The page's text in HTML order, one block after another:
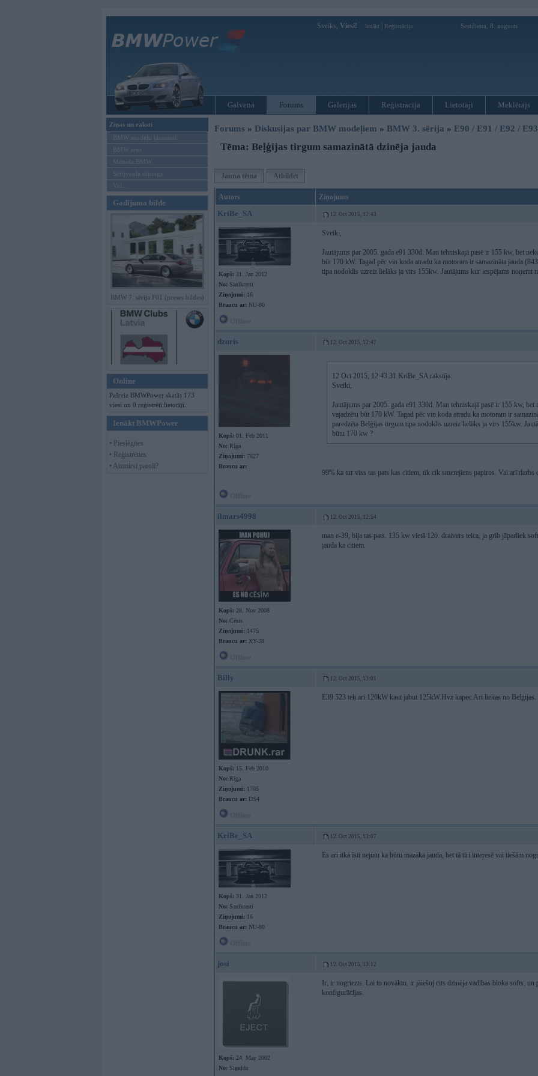
Sveiks, Viesi! Ienākt Reģistrācija Sestdiena, 8. augusts
Galvenā Forums Galerijas Reģistrācija Lietotāji Meklētājs
Ziņas un raksti
BMW modeļu jaunumi
BMW testi
Mēneša BMW
Sērijveida tūnings
Vel...
Gadījuma bilde
BMW 7. sērija F01 (preses bildes)
Online
Pašreiz BMWPower skatās 173
viesi un 0 reģistrēti lietotāji.
Ienākt BMWPower
• Pieslēgties
• Reģistrēties
• Aizmirsi paroli?
Forums » Diskusijas par BMW modeļiem » BMW 3. sērija » E90 / E91 / E92 /
Tēma: Beļģijas tirgum samazinātā dzinēja jauda
Jauna tēma Atbildēt
Autors Ziņojums
KriBe_SA 12. Oct 2015, 12:43
Kopš: 31. Jan 2012
No: Saulkrasti
Ziņojumi: 16
Braucu ar: NU-80
Sveiki,
Jautājums par 2005. gada e91 330d. Man tehniskajā pasē ir 155 kw, bet
būt 170 kW. Tagad pēc vin koda atradu ka motoram ir samazināta jauda
tipa nodoklis uzreiz lielāks ja virs 155kw. Jautājums kur iespējams noņemt
dzuris 12. Oct 2015, 12:47
Kopš: 01. Feb 2011
No: Rīga
Ziņojumi: 7627
Braucu ar:
12 Oct 2015, 12:43:31 KriBe_SA rakstīja:
Sveiki,
Jautājums par 2005. gada e91 330d. Man tehniskajā pasē ir 155 kw,
vajadzētu būt 170 kW. Tagad pēc vin koda atradu ka motoram ir
paredzēta Beļģijas tirgum tipa nodoklis uzreiz lielāks ja virs 155kw.
būtu 170 kw ?
99% ka tur viss tas pats kas citiem, tik cik smerejiens papiros. Vai arī darbs
ilmars4998 12. Oct 2015, 12:54
Kopš: 28. Nov 2008
No: Cēsis
Ziņojumi: 1475
Braucu ar: XY-28
man e-39, bija tas pats. 135 kw vietā 120. draivers teica, ja grib jāparliek
jauda ka citiem.
Billy 12. Oct 2015, 13:01
Kopš: 15. Feb 2010
No: Rīga
Ziņojumi: 1705
Braucu ar: DS4
E39 523 teh.ari 120kW kaut jabut 125kW.Hvz kapec.Ari liekas no Belgijas.
KriBe_SA 12. Oct 2015, 13:07
Kopš: 31. Jan 2012
No: Saulkrasti
Ziņojumi: 16
Braucu ar: NU-80
Es arī itkā īsti nejūtu ka būtu mazāka jauda, bet tā tīri interesē vai tiešām
josi 12. Oct 2015, 13:12
Kopš: 24. May 2002
No: Sigulda
Ir, ir nogriezts. Lai to novāktu, ir jāiešuj cits dzinēja vadības bloka softs,
konfigurācijas.